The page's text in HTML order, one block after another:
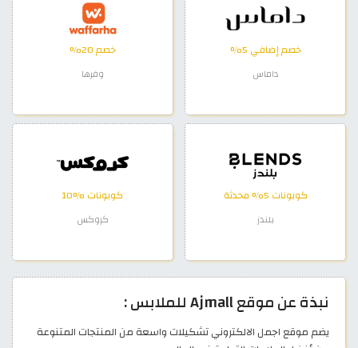
خصم إضافي 5%
داماس
خصم 20%
وفرها
كوبونات 5% محدثة
بلندز
كوبونات %10
كروكس
نبذة عن موقع Ajmall للملابس :
يضم موقع اجمل الالكتروني تشكيلات واسعة من المنتجات المتنوعة